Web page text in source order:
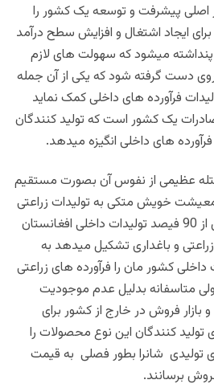
اصلی پیشرفت و توسعه یک کشور را
ایجاد اشتغال و افزایش سطح درآمد
پنداشته میشود که سهولت های لازم
دست گرفته شود که یکی از آن جمله
فرآورده های داخلی کمک نماید
یک کشور است که تولید کنندگان
های داخلی انگیزه میدهد.
عظیمی از نفوس آن بصورت مستقیم
خویش متکی به تولیدات زراعتی
و باغداری میباشند که بیش از 90 فیصد تولیدات داخلی افغانستان
و باغداری تشکیل میدهد به
کشور مان را فرآورده های زراعتی
متاسفانه بدلیل عدم موجودیت
فروش در خارج از کشور برای
کنندگان این نوع محصولات را
تولیدی شانرا بطور فصلی به قیمت
برسانند.